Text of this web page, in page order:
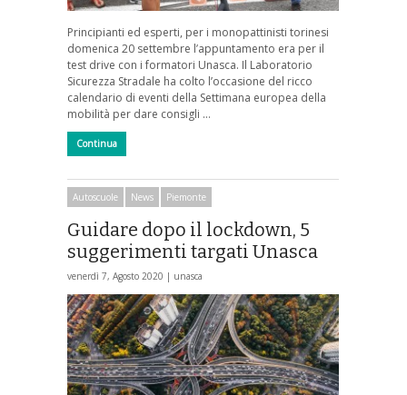
Principianti ed esperti, per i monopattinisti torinesi
domenica 20 settembre l’appuntamento era per il
test drive con i formatori Unasca. Il Laboratorio
Sicurezza Stradale ha colto l’occasione del ricco
calendario di eventi della Settimana europea della
mobilità per dare consigli …
Continua
Autoscuole News Piemonte
Guidare dopo il lockdown, 5
suggerimenti targati Unasca
venerdì 7, Agosto 2020 | unasca